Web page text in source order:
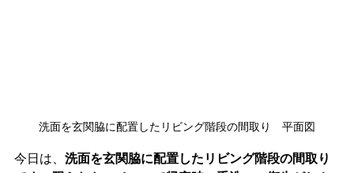
洗面を玄関脇に配置したリビング階段の間取り　平面図
今日は、 洗面を玄関脇に配置したリビング階段の間取り